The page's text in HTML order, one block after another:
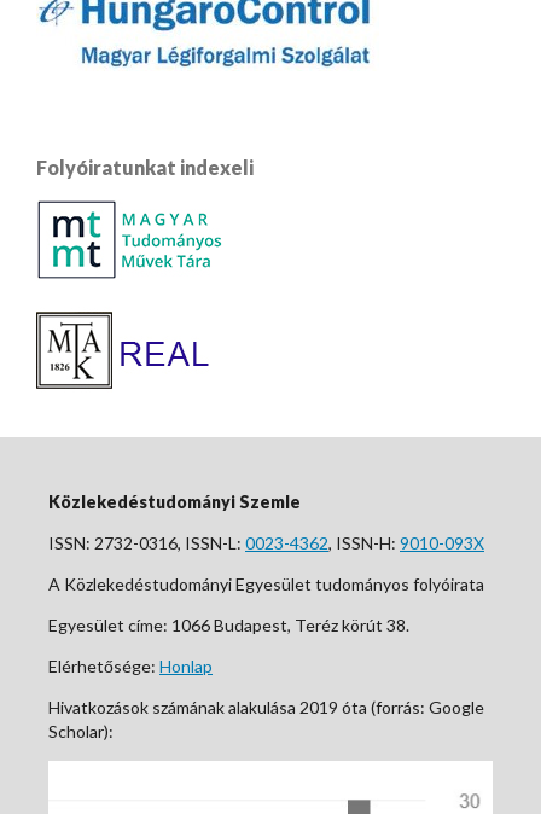
Folyóiratunkat indexeli
Közlekedéstudományi Szemle
ISSN: 2732-0316, ISSN-L: 0023-4362, ISSN-H: 9010-093X
A Közlekedéstudományi Egyesület tudományos folyóirata
Egyesület címe: 1066 Budapest, Teréz körút 38.
Elérhetősége: Honlap
Hivatkozások számának alakulása 2019 óta (forrás: Google
Scholar):